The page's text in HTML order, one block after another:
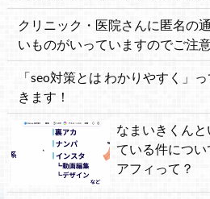
クリニック・医院さんに匿名の
いものがいっていますのでご注意
「seo対策とは わかりやすく」
きます！
なまいきくん
ている件につ
アフィって？